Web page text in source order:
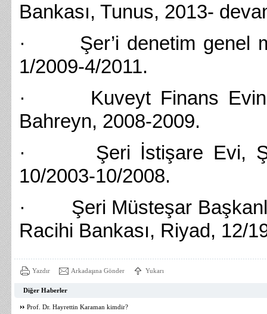
Bankası, Tunus, 2013-
· Şer’i denetim genel
1/2009-4/2011.
· Kuveyt Finans Evinde
Bahreyn, 2008-2009.
· Şeri İstişare Evi, Şeri
10/2003-10/2008.
· Şeri Müsteşar
Racihi Bankası, Riyad, 12/
Yazdır Arkadaşına Gönder Yukarı
Diğer Haberler
Prof. Dr. Hayrettin Karaman kimdir?